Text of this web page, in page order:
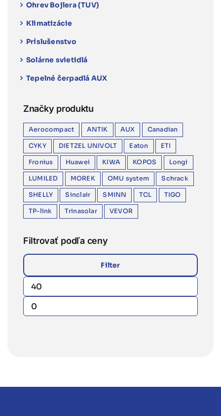
Ohrev Bojlera (TUV)
Klimatizácie
Príslušenstvo
Solárne svietidlá
Tepelné čerpadlá AUX
Značky produktu
Aerocompact ANTIK AUX Canadian
CYKY DIETZEL UNIVOLT Eaton ETI
Fronius Huawei KIWA KOPOS Longi
LUMILED MOREK OMU system Schrack
SHELLY Sinclair SMINN TCL TIGO
TP-link Trinasolar VEVOR
Filtrovať podľa ceny
Filter